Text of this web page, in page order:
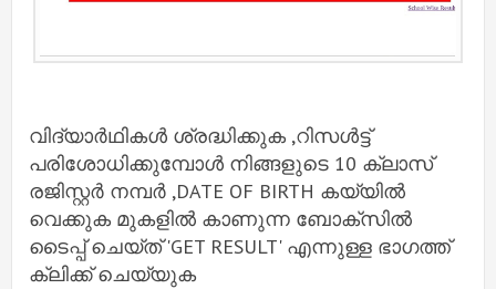
വിദ്യാർഥികൾ ശ്രദ്ധിക്കുക ,റിസൾട്ട്
പരിശോധിക്കുമ്പോൾ നിങ്ങളുടെ 10 ക്ലാസ്
രജിസ്റ്റർ നമ്പർ ,DATE OF BIRTH കയ്യിൽ
വെക്കുക മുകളിൽ കാണുന്ന ബോക്സിൽ
ടൈപ്പ് ചെയ്ത് 'GET RESULT' എന്നുള്ള ഭാഗത്ത്
ക്ലിക്ക് ചെയ്യുക